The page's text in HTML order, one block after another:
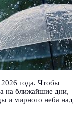
2026 года. Чтобы
на ближайшие дни,
и мирного неба над